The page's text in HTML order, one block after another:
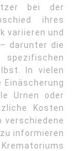
bei der
ihres
variieren und
darunter die
In vielen
Einäscherung
Urnen oder
Kosten
verschiedene
informieren